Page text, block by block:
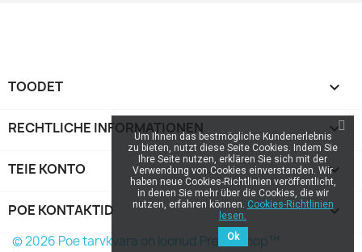
TOODET 
RECHTLICHE INFORMATIONEN 
TEIE KONTO 
POE KONTAKTID keyboard_arrow_down
© 2026 Poe tarvkvara on loonud PrestaShop™
Um Ihnen das bestmögliche Kundenerlebnis
zu bieten, nutzt diese Seite Cookies. Indem Sie
Ihre Seite nutzen, erklären Sie sich mit der
Verwendung von Cookies einverstanden. Wir
haben neue Cookies-Richtlinien veröffentlicht,
in denen Sie mehr über die Cookies, die wir
nutzen, erfahren können. Cookies-Richtlinien
lesen.
Ok